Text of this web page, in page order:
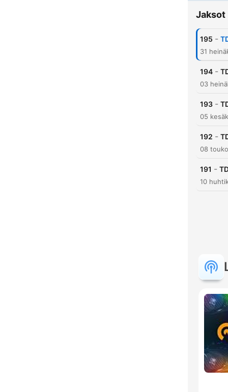
Jaksot
195 -
31
194 -
03
193 -
05
192 -
08
191 -
10